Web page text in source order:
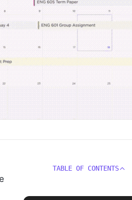
TABLE OF CONTENTS